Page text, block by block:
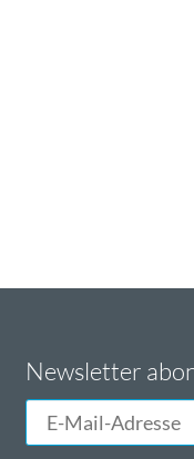
Newsletter
E-
Mail-